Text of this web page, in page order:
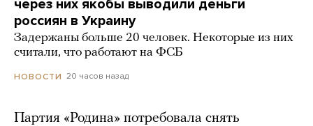
через них якобы выводили деньги
россиян в Украину
Задержаны больше 20 человек. Некоторые из них
считали, что работают на ФСБ
НОВОСТИ 20 часов назад
Партия «Родина» потребовала снять